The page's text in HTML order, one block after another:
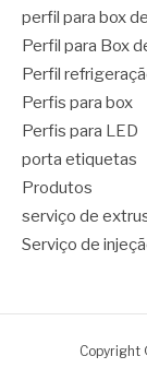
perfil para box
Perfil para Box
Perfil
Perfis para box
Perfis para LED
porta etiquetas
Produtos
serviço de
Serviço de
Copyright